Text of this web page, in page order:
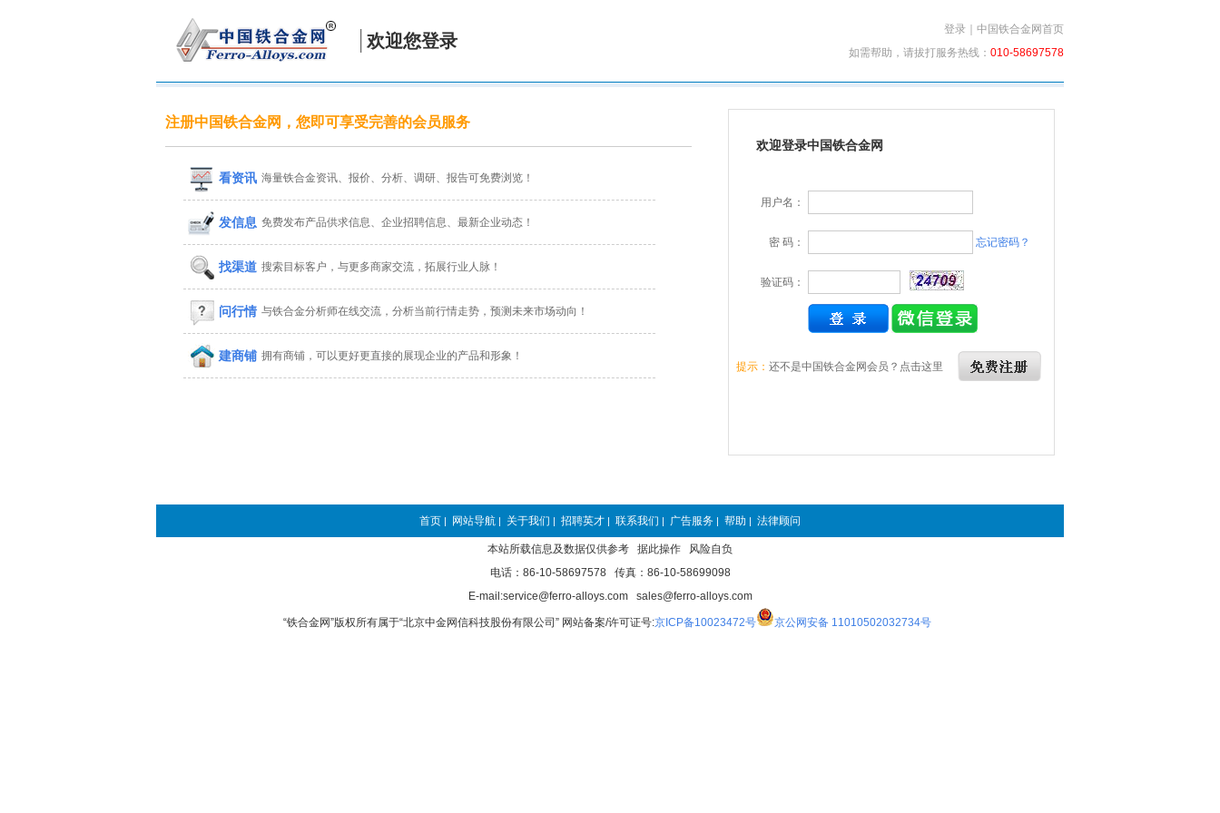
欢迎您登录
登录
中国铁合金网首页
如需帮助，请拔打服务热线： 010-58697578
注册中国铁合金网，您即可享受完善的会员服务
看资讯 海量铁合金资讯、报价、分析、调研、报告可免费浏览！
发信息 免费发布产品供求信息、企业招聘信息、最新企业动态！
找渠道 搜索目标客户，与更多商家交流，拓展行业人脉！
问行情 与铁合金分析师在线交流，分析当前行情走势，预测未来市场动向！
建商铺 拥有商铺，可以更好更直接的展现企业的产品和形象！
欢迎登录中国铁合金网
用户名：
密 码： 忘记密码？
验证码：
提示： 还不是中国铁合金网会员？点击这里
首页 | 网站导航 | 关于我们 | 招聘英才 | 联系我们 | 广告服务 | 帮助 | 法律顾问
本站所载信息及数据仅供参考 据此操作 风险自负
电话：86-10-58697578 传真：86-10-58699098
E-mail:service@ferro-alloys.com sales@ferro-alloys.com
“铁合金网”版权所有属于“北京中金网信科技股份有限公司” 网站备案/许可证号:京ICP备10023472号 京公网安备 11010502032734号